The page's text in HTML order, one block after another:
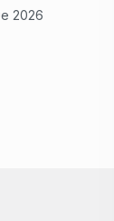
2026